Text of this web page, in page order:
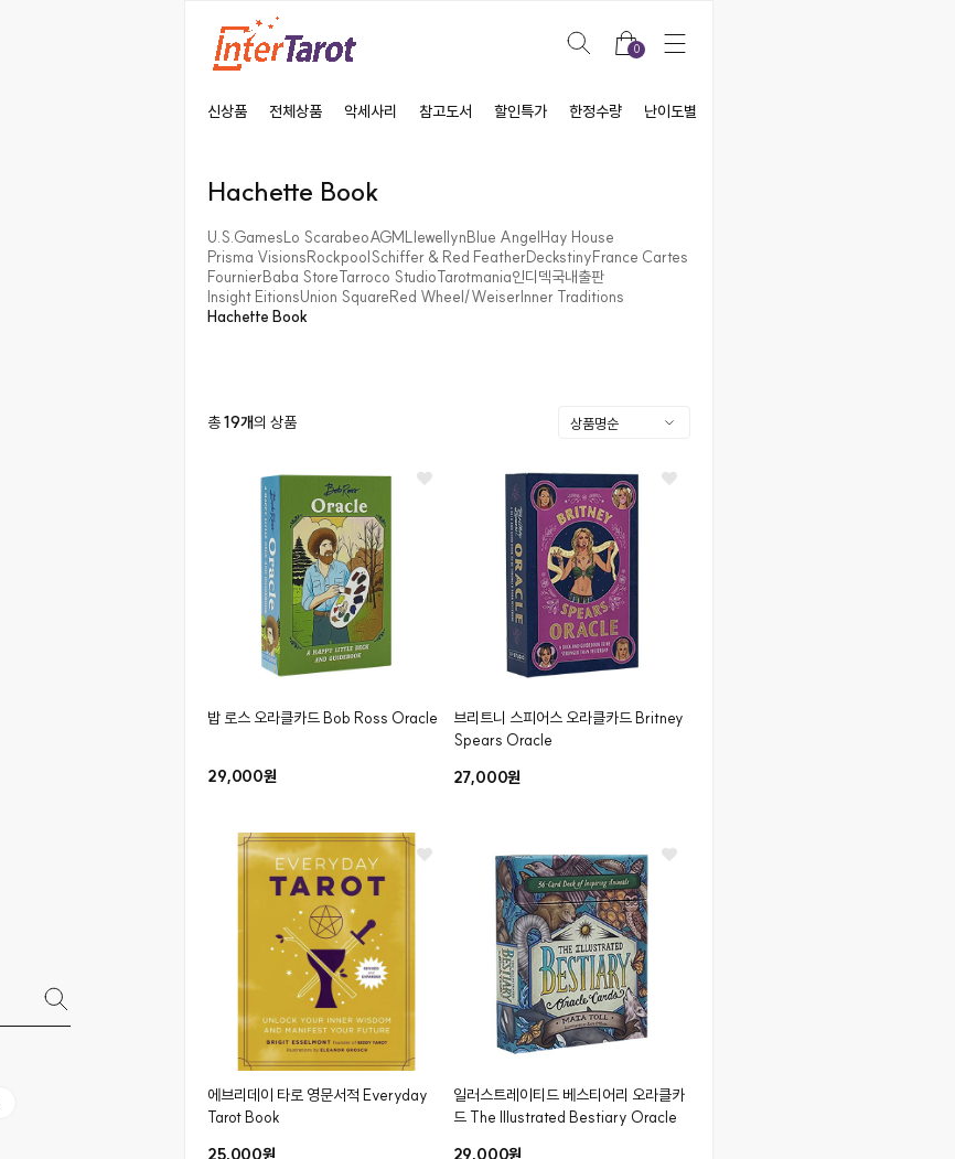
0
신상품 전체상품 악세사리 참고도서 할인특가 한정수량 난이도별
Hachette Book
U.S.GamesLo ScarabeoAGMLlewellynBlue AngelHay House
Prisma VisionsRockpoolSchiffer & Red FeatherDeckstinyFrance Cartes
FournierBaba StoreTarroco StudioTarotmania인디덱국내출판
Insight EitionsUnion SquareRed Wheel/WeiserInner Traditions
Hachette Book
총19개의 상품
밥 로스 오라클카드 Bob Ross Oracle
29,000원
브리트니 스피어스 오라클카드Britney
Spears Oracle
27,000원
에브리데이 타로 영문서적 Everyday
Tarot Book
25,000원
일러스트레이티드 베스티어리 오라클카
드The Illustrated Bestiary Oracle
29,000원